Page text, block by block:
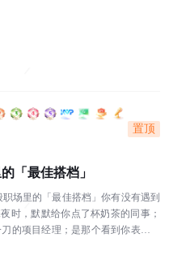
置顶
「最佳搭档」
场里的「最佳搭档」你有没有遇到
，默默给你点了杯奶茶的同事；
的项目经理；是那个看到你表格里
那个每天和...